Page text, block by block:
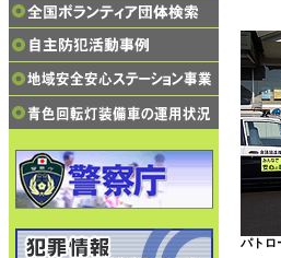
パトロ